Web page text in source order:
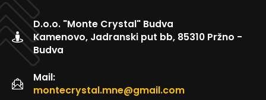
D.o.o. "Monte Crystal" Budva
Kamenovo, Jadranski put bb, 85310 Pržno -
Budva
Mail:
montecrystal.mne@gmail.com